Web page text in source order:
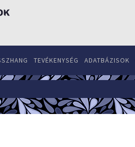
TEVÉKENYSÉG ADATBÁZISOK